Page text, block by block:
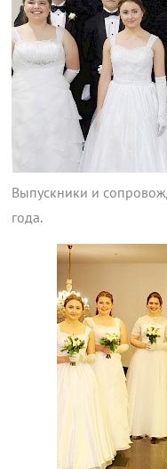
Выпускники и
года.